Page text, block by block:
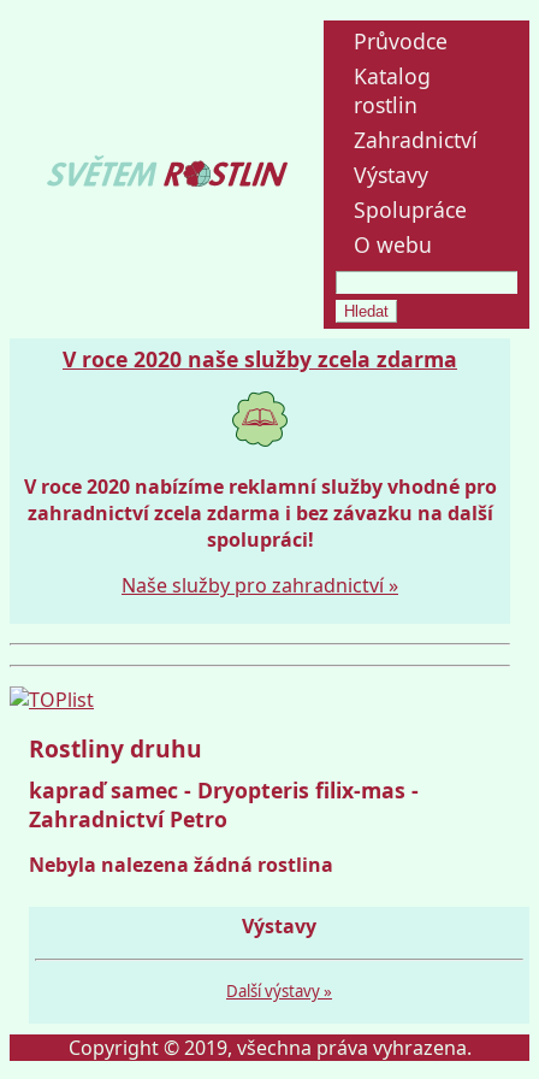
Průvodce
Katalog
rostlin
Zahradnictví
Výstavy
Spolupráce
O webu
V roce 2020 naše služby zcela zdarma
V roce 2020 nabízíme reklamní služby vhodné pro
zahradnictví zcela zdarma i bez závazku na další
spolupráci!
Naše služby pro zahradnictví »
Rostliny druhu
kapraď samec - Dryopteris filix-mas -
Zahradnictví Petro
Nebyla nalezena žádná rostlina
Výstavy
Další výstavy »
Copyright © 2019, všechna práva vyhrazena.